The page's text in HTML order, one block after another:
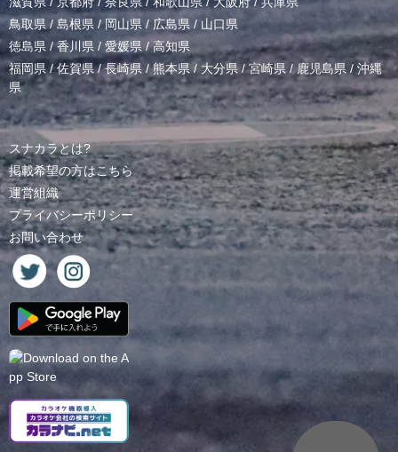
鳥取県/ 島根県 /岡山県/ 広島県 / 山口県
徳島県 /香川県 / 愛媛県/高知県
福岡県/佐賀県/長崎県 /熊本県/ 大分県/宮崎県 /鹿児島県 / 沖縄
県
スナカラとは?
掲載希望の方はこちら
運営組織
プライバシーポリシー
お問い合わせ